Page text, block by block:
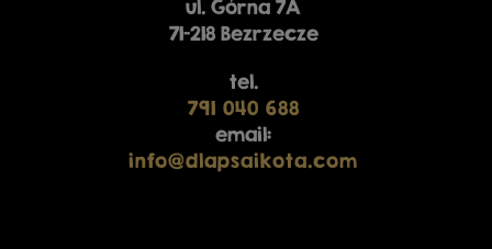
ul. Górna 7A
71-218 Bezrzecze
tel.
791 040 688
email:
info@dlapsaikota.com